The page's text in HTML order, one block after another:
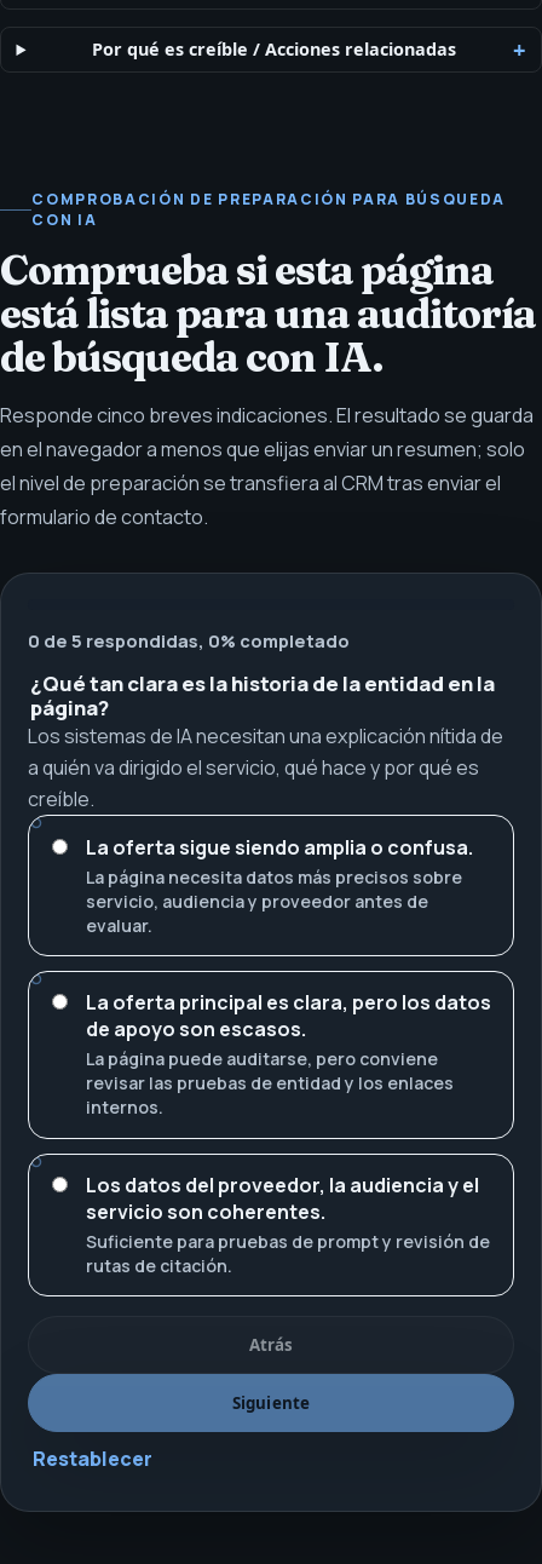
Por qué es creíble / Acciones relacionadas
COMPROBACIÓN DE PREPARACIÓN PARA BÚSQUEDA
CON IA
Comprueba si esta página
está lista para una auditoría
de búsqueda con IA.
Responde cinco breves indicaciones. El resultado se guarda
en el navegador a menos que elijas enviar un resumen; solo
el nivel de preparación se transfiera al CRM tras enviar el
formulario de contacto.
0 de 5 respondidas, 0% completado
¿Qué tan clara es la historia de la entidad en la
página?
Los sistemas de IA necesitan una explicación nítida de
a quién va dirigido el servicio, qué hace y por qué es
creíble.
La oferta sigue siendo amplia o confusa.
La página necesita datos más precisos sobre
servicio, audiencia y proveedor antes de
evaluar.
La oferta principal es clara, pero los datos
de apoyo son escasos.
La página puede auditarse, pero conviene
revisar las pruebas de entidad y los enlaces
internos.
Los datos del proveedor, la audiencia y el
servicio son coherentes.
Suficiente para pruebas de prompt y revisión de
rutas de citación.
Atrás
Siguiente
Restablecer